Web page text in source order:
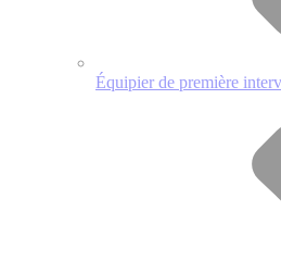
Équipier de première